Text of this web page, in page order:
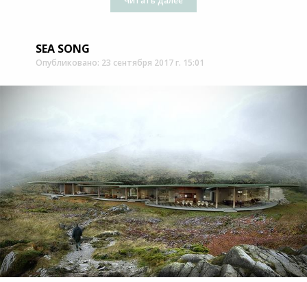
SEA SONG
Опубликовано: 23 сентября 2017 г. 15:01